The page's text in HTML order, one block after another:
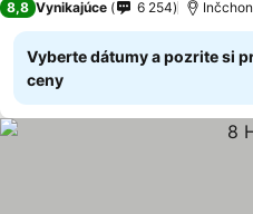
8,8 Vynikajúce 6 254 Inčchon
Vyberte dátumy a pozrite si
ceny